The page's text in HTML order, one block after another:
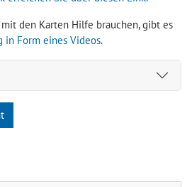
den Karten Hilfe brauchen, gibt es
Form eines Videos.